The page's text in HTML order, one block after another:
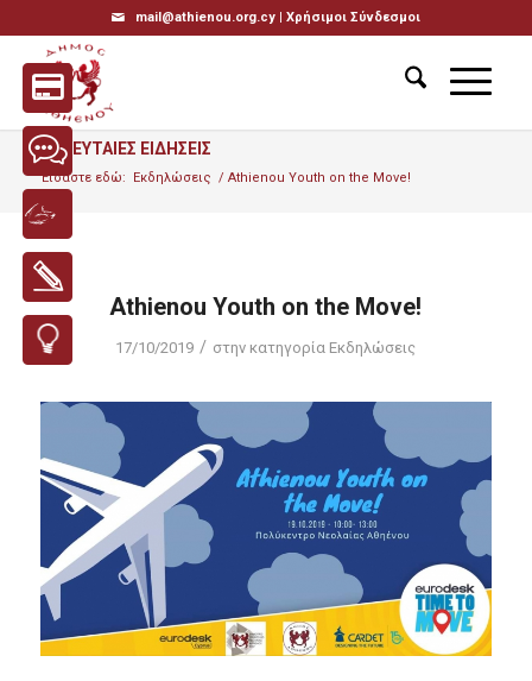
mail@athienou.org.cy | Χρήσιμοι Σύνδεσμοι
ΤΕΛΕΥΤΑΙΕΣ ΕΙΔΗΣΕΙΣ
Είσαστε εδώ: Εκδηλώσεις / Athienou Youth on the Move!
Athienou Youth on the Move!
17/10/2019 / στην κατηγορία Εκδηλώσεις